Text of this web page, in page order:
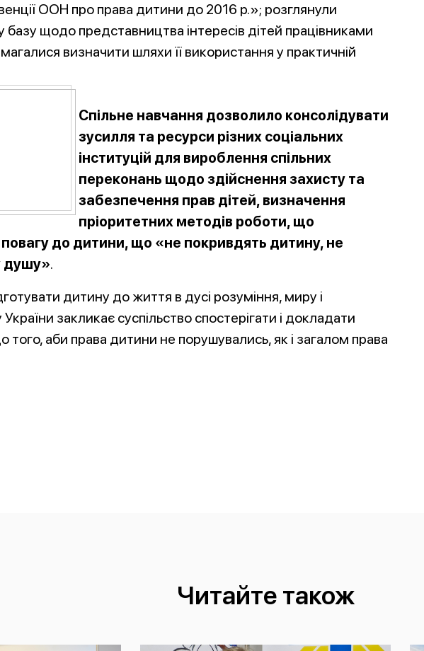
ООН про права дитини до 2016 р.»; розглянули
щодо представництва інтересів дітей працівниками
визначити шляхи її використання у практичній
Спільне навчання дозволило консолідувати
зусилля та ресурси різних соціальних
інституцій для вироблення спільних
переконань щодо здійснення захисту та
забезпечення прав дітей, визначення
пріоритетних методів роботи, що
до дитини, що «не покривдять дитину, не
душу».
дитину до життя в дусі розуміння, миру і
закликає суспільство спостерігати і докладати
того, аби права дитини не порушувались, як і загалом права
Читайте також